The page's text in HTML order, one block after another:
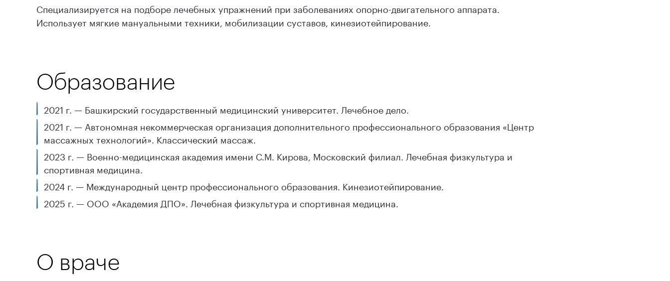
Специализируется на подборе лечебных упражнений при заболеваниях опорно-двигательного аппарата.
Использует мягкие мануальными техники, мобилизации суставов, кинезиотейпирование.
Образование
2021 г. — Башкирский государственный медицинский университет. Лечебное дело.
2021 г. — Автономная некоммерческая организация дополнительного профессионального образования «Центр
массажных технологий». Классический массаж.
2023 г. — Военно-медицинская академия имени С.М. Кирова, Московский филиал. Лечебная физкультура и
спортивная медицина.
2024 г. — Международный центр профессионального образования. Кинезиотейпирование.
2025 г. — ООО «Академия ДПО». Лечебная физкультура и спортивная медицина.
О враче